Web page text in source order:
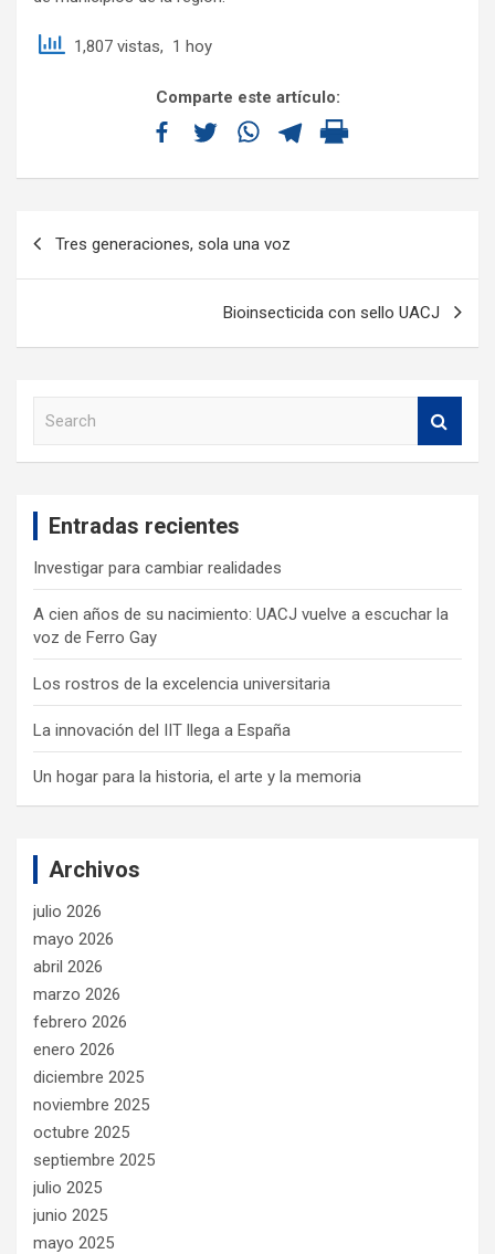
1,807 vistas, 1 hoy
Comparte este artículo:
Tres generaciones, sola una voz
Bioinsecticida con sello UACJ
Entradas recientes
Investigar para cambiar realidades
A cien años de su nacimiento: UACJ vuelve a escuchar la
voz de Ferro Gay
Los rostros de la excelencia universitaria
La innovación del IIT llega a España
Un hogar para la historia, el arte y la memoria
Archivos
julio 2026
mayo 2026
abril 2026
marzo 2026
febrero 2026
enero 2026
diciembre 2025
noviembre 2025
octubre 2025
septiembre 2025
julio 2025
junio 2025
mayo 2025